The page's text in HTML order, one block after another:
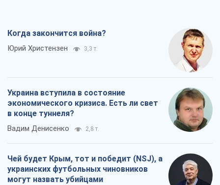
Когда закончится война?
Юрий Христензен 3,3 т.
Украина вступила в состояние
экономического кризиса. Есть ли свет
в конце туннеля?
Вадим Денисенко 2,8 т.
Чей будет Крым, тот и победит (NSJ), а
украинских футбольных чиновников
могут назвать убийцами